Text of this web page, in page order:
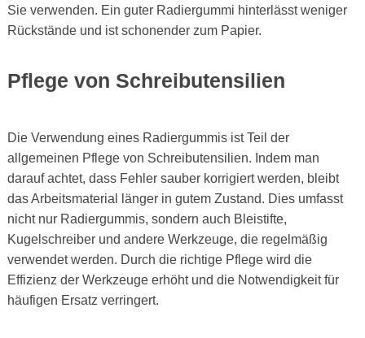
Sie verwenden. Ein guter Radiergummi hinterlässt weniger
Rückstände und ist schonender zum Papier.
Pflege von Schreibutensilien
Die Verwendung eines Radiergummis ist Teil der
allgemeinen Pflege von Schreibutensilien. Indem man
darauf achtet, dass Fehler sauber korrigiert werden, bleibt
das Arbeitsmaterial länger in gutem Zustand. Dies umfasst
nicht nur Radiergummis, sondern auch Bleistifte,
Kugelschreiber und andere Werkzeuge, die regelmäßig
verwendet werden. Durch die richtige Pflege wird die
Effizienz der Werkzeuge erhöht und die Notwendigkeit für
häufigen Ersatz verringert.